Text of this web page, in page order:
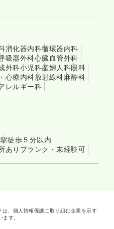
消化器内科循環器内科
吸器外科心臓血管外科
外科小児科産婦人科眼科
心療内科放射線科麻酔科
レルギー科
駅徒歩５分以内
あり ブランク・未経験可
、個人情報保護に取り組む企業を示す
す。